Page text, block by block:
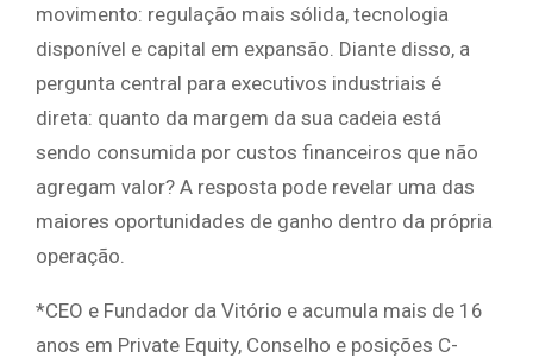
movimento: regulação mais sólida, tecnologia
disponível e capital em expansão. Diante disso, a
pergunta central para executivos industriais é
direta: quanto da margem da sua cadeia está
sendo consumida por custos financeiros que não
agregam valor? A resposta pode revelar uma das
maiores oportunidades de ganho dentro da própria
operação.
*CEO e Fundador da Vitório e acumula mais de 16
anos em Private Equity, Conselho e posições C-